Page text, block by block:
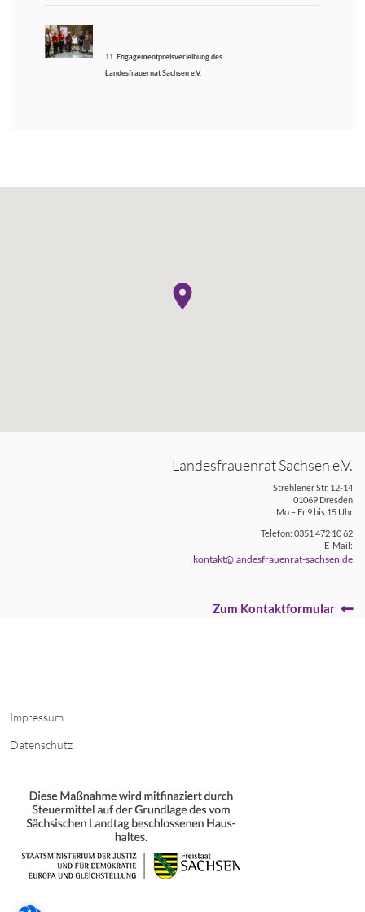
11. Engagementpreisverleihung des
Landesfrauernat Sachsen e.V.
Landesfrauenrat Sachsen e.V.
Strehlener Str. 12-14
01069 Dresden
Mo – Fr 9 bis 15 Uhr
Telefon: 0351 472 10 62
E-Mail:
kontakt@landesfrauenrat-sachsen.de
Zum Kontaktformular
Impressum
Datenschutz